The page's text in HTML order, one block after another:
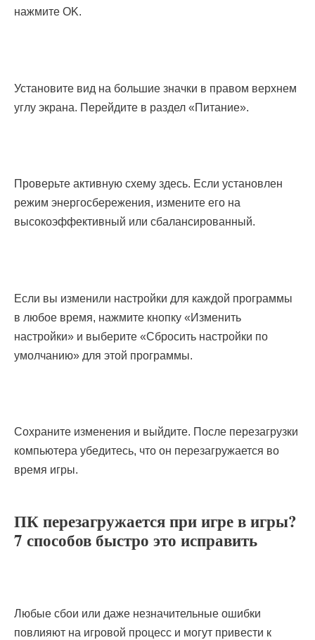
нажмите OK.
Установите вид на большие значки в правом верхнем
углу экрана. Перейдите в раздел «Питание».
Проверьте активную схему здесь. Если установлен
режим энергосбережения, измените его на
высокоэффективный или сбалансированный.
Если вы изменили настройки для каждой программы
в любое время, нажмите кнопку «Изменить
настройки» и выберите «Сбросить настройки по
умолчанию» для этой программы.
Сохраните изменения и выйдите. После перезагрузки
компьютера убедитесь, что он перезагружается во
время игры.
ПК перезагружается при игре в игры?
7 способов быстро это исправить
Любые сбои или даже незначительные ошибки
повлияют на игровой процесс и могут привести к